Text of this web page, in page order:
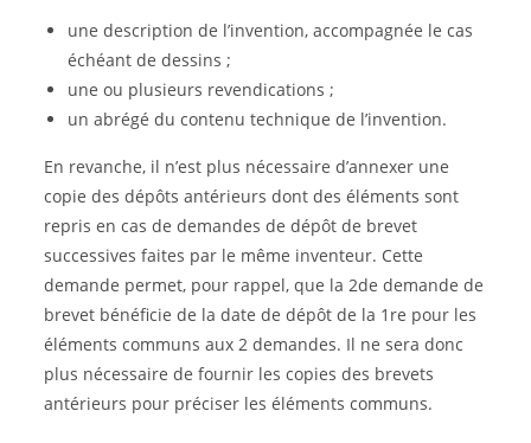
une description de l’invention, accompagnée le cas
échéant de dessins ;
une ou plusieurs revendications ;
un abrégé du contenu technique de l’invention.
En revanche, il n’est plus nécessaire d’annexer une
copie des dépôts antérieurs dont des éléments sont
repris en cas de demandes de dépôt de brevet
successives faites par le même inventeur. Cette
demande permet, pour rappel, que la 2de demande de
brevet bénéficie de la date de dépôt de la 1re pour les
éléments communs aux 2 demandes. Il ne sera donc
plus nécessaire de fournir les copies des brevets
antérieurs pour préciser les éléments communs.